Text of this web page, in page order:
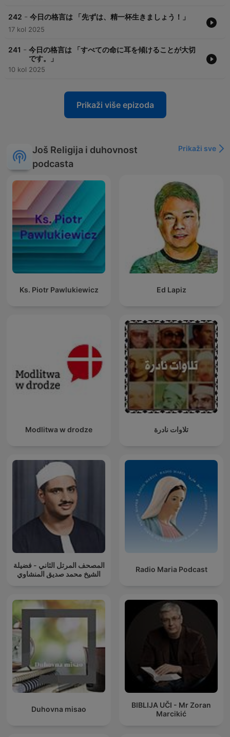
242 - 今日の格言は 「先ずは、精一杯生きましょう！」
17 kol 2025
241 - 今日の格言は 「すべての命に耳を傾けることが大切
です。」
10 kol 2025
Prikaži više epizoda
Još Religija i duhovnost
podcasta
Prikaži sve
Ks. Piotr Pawlukiewicz Ed Lapiz
Modlitwa w drodze تلاوات نادرة
المصحف المرتل الثاني - فضيلة
الشيخ محمد صديق المنشاوي
Radio Maria Podcast
Duhovna misao
BIBLIJA UČI - Mr Zoran
Marcikić